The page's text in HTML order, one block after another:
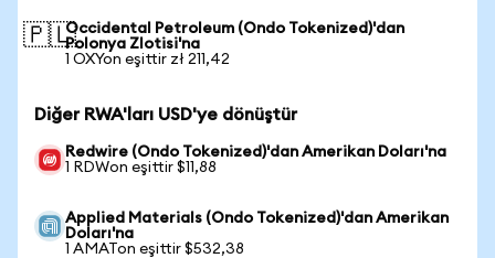
🇵🇱Occidental Petroleum (Ondo Tokenized)'dan
Polonya Zlotisi'na
1 OXYon eşittir zł 211,42
Diğer RWA'ları USD'ye dönüştür
Redwire (Ondo Tokenized)'dan Amerikan Doları'na
1 RDWon eşittir $11,88
Applied Materials (Ondo Tokenized)'dan Amerikan
Doları'na
1 AMATon eşittir $532,38